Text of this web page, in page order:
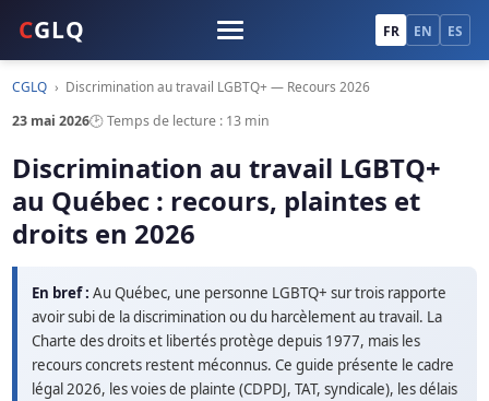
CGLQ FR EN ES
CGLQ › Discrimination au travail LGBTQ+ — Recours 2026
23 mai 2026🕑 Temps de lecture : 13 min
Discrimination au travail LGBTQ+
au Québec : recours, plaintes et
droits en 2026
En bref : Au Québec, une personne LGBTQ+ sur trois rapporte
avoir subi de la discrimination ou du harcèlement au travail. La
Charte des droits et libertés protège depuis 1977, mais les
recours concrets restent méconnus. Ce guide présente le cadre
légal 2026, les voies de plainte (CDPDJ, TAT, syndicale), les délais